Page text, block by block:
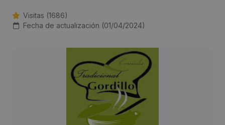
Visitas (1686)
Fecha de actualización (01/04/2024)